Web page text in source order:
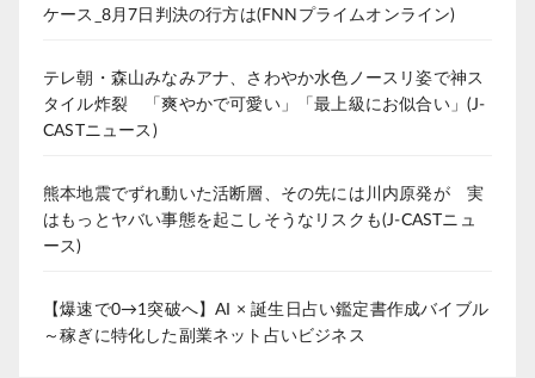
ケース_8月7日判決の行方は(FNNプライムオンライン)
テレ朝・森山みなみアナ、さわやか水色ノースリ姿で神ス
タイル炸裂 「爽やかで可愛い」「最上級にお似合い」(J-
CASTニュース)
熊本地震でずれ動いた活断層、その先には川内原発が 実
はもっとヤバい事態を起こしそうなリスクも(J-CASTニュ
ース)
【爆速で0→1突破へ】AI × 誕生日占い鑑定書作成バイブル
～稼ぎに特化した副業ネット占いビジネス